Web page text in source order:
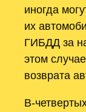
иногда
их
ГИБДД за
этом
возврата
В-